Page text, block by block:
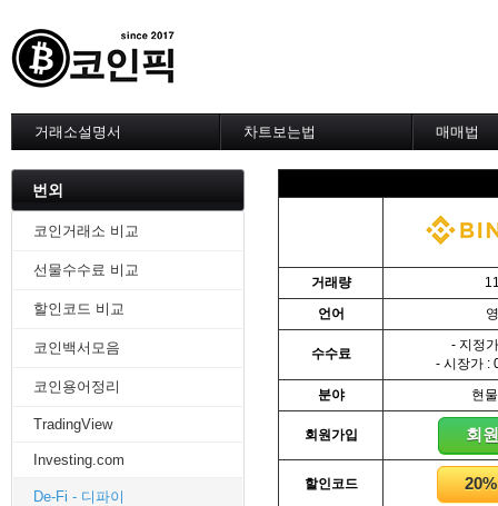
거래소설명서 차트보는법
2. 비트맥스 차트설정
5. 빗썸 차트설정
6. 트레이딩뷰
7. 크립토워치
2. 봉차트
3. 호가창,거래창
매매법
3. 골든크
5. MACD
6. RSI 매
7. 볼린저
8. 피보나
9. 거래량
10. 사께
11. 엘리
12. 쌍바
13. 지지
14. 일목
15. DMI
번외
코인거래소 비교
선물수수료 비교
할인코드 비교
코인백서모음
코인용어정리
TradingView
Investing.com
De-Fi - 디파이
거래량
언어
수수료
- 지정
- 시장가 :
분야
현물
회원가입 회
할인코드